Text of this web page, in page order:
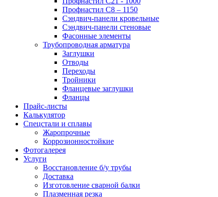
Профнастил С8 – 1150
Сэндвич-панели кровельные
Сэндвич-панели стеновые
Фасонные элементы
Трубопроводная арматура
Заглушки
Отводы
Переходы
Тройники
Фланцевые заглушки
Фланцы
Прайс-листы
Калькулятор
Спецстали и сплавы
Жаропрочные
Коррозионностойкие
Фотогалерея
Услуги
Восстановление б/у трубы
Доставка
Изготовление сварной балки
Плазменная резка